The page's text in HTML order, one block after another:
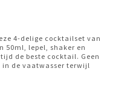
4-delige cocktailset van
50ml, lepel, shaker en
de beste cocktail. Geen
in de vaatwasser terwijl